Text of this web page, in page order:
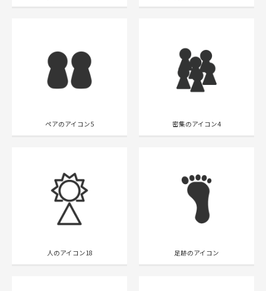
ペアのアイコン5 密集のアイコン4
人のアイコン18 足跡のアイコン